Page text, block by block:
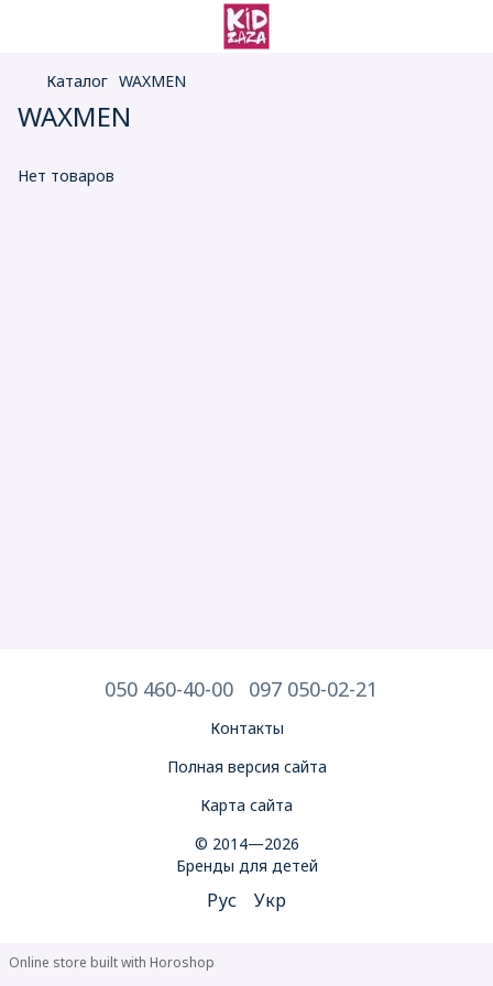
Каталог WAXMEN
WAXMEN
Нет товаров
050 460-40-00 097 050-02-21
Контакты
Полная версия сайта
Карта сайта
© 2014—2026
Бренды для детей
Рус Укр
Online store built with Horoshop